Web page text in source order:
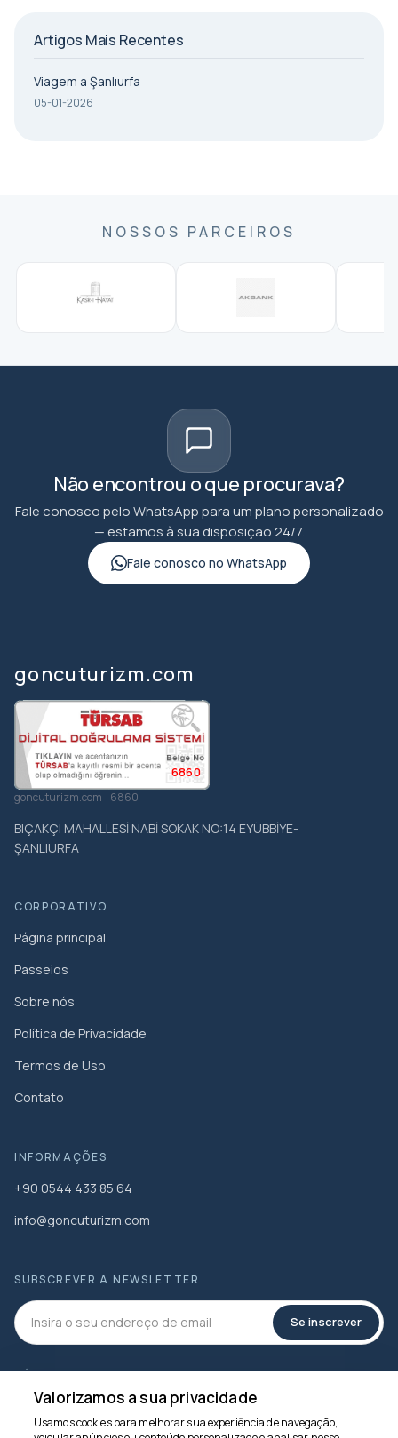
Artigos Mais Recentes
Viagem a Şanlıurfa
05-01-2026
NOSSOS PARCEIROS
Não encontrou o que procurava?
Fale conosco pelo WhatsApp para um plano personalizado
— estamos à sua disposição 24/7.
Fale conosco no WhatsApp
goncuturizm.com
6860
goncuturizm.com - 6860
BIÇAKÇI MAHALLESİ NABİ SOKAK NO:14 EYÜBBİYE-
ŞANLIURFA
CORPORATIVO
Página principal
Passeios
Sobre nós
Política de Privacidade
Termos de Uso
Contato
INFORMAÇÕES
+90 0544 433 85 64
info@goncuturizm.com
SUBSCREVER A NEWSLETTER
Se inscrever
MÍDIA SOCIAL
Valorizamos a sua privacidade
Usamos cookies para melhorar sua experiência de navegação,